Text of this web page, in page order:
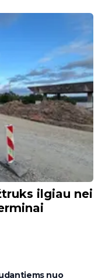
ilgiau nei
nuo